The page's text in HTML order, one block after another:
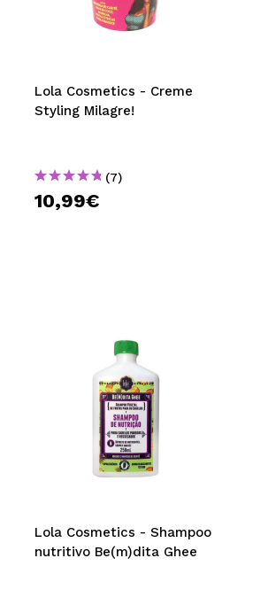
MAQUIFARMA
TRAVEL SIZE
NATURE
DESCONTOS
Lola Cosmetics - Creme
Styling Milagre!
(7)
10,99€
Lola Cosmetics - Shampoo
nutritivo Be(m)dita Ghee